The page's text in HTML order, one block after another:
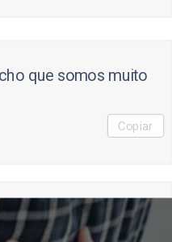
que somos muito
Copiar